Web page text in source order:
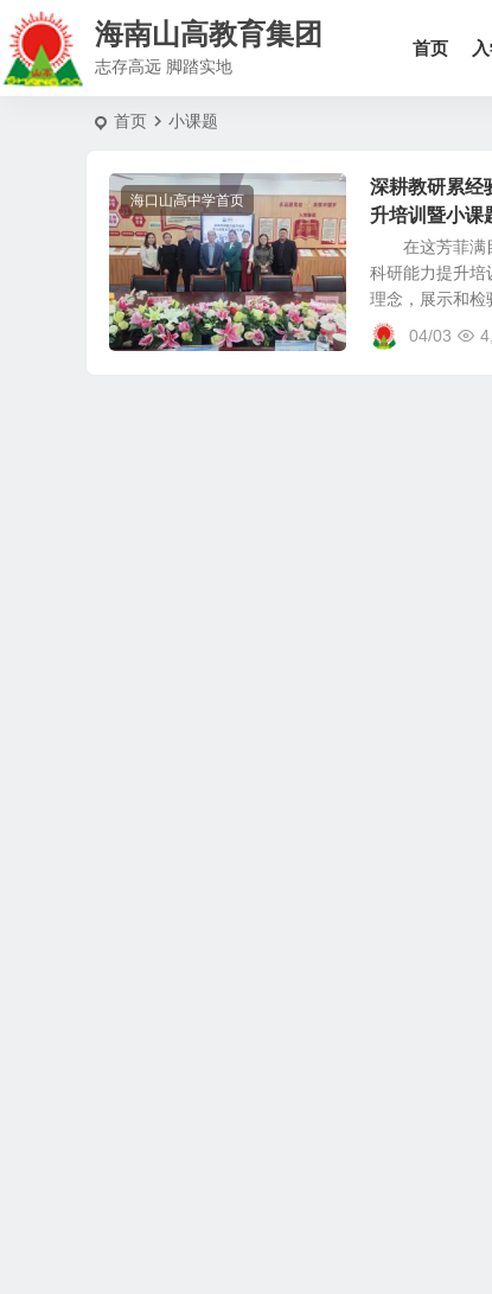
海南山高教育集团
志存高远 脚踏实地
首页
首页 小课题
海口山高中学首页
深耕教研累
升培训暨小课
在这芳菲满目
科研能力提升培
理念，展示和检
04/03